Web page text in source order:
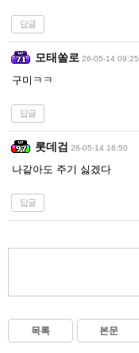
답글
모태쏠로 26-05-14 09:25
구미ㅋㅋ
답글
롯데검 26-05-14 16:50
나같아도 주기 싫겠다
답글
목록 본문